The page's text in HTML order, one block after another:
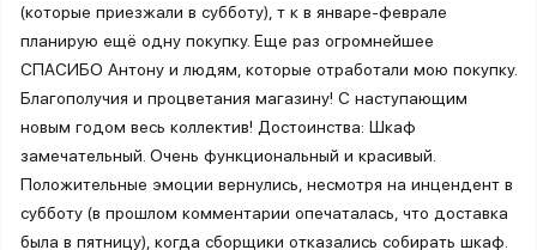
(которые приезжали в субботу), т к в январе-феврале
планирую ещё одну покупку. Еще раз огромнейшее
СПАСИБО Антону и людям, которые отработали мою покупку.
Благополучия и процветания магазину! С наступающим
новым годом весь коллектив! Достоинства: Шкаф
замечательный. Очень функциональный и красивый.
Положительные эмоции вернулись, несмотря на инцендент в
субботу (в прошлом комментарии опечаталась, что доставка
была в пятницу), когда сборщики отказались собирать шкаф.